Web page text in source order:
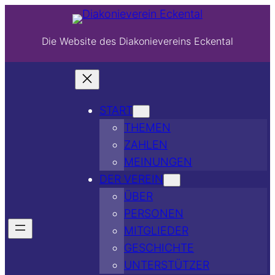
Die Website des Diakonievereins Eckental
START
THEMEN
ZAHLEN
MEINUNGEN
DER VEREIN
ÜBER
PERSONEN
MITGLIEDER
GESCHICHTE
UNTERSTÜTZER